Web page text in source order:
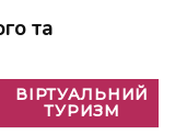
та
ВІРТУАЛЬНИЙ
ТУРИЗМ